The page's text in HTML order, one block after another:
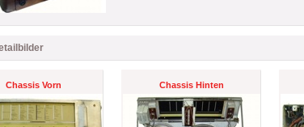
Chassis Vorn Chassis Hinten